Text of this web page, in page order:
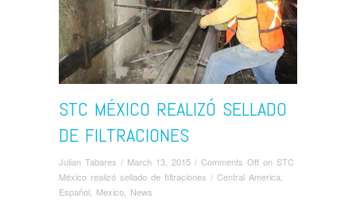
STC MÉXICO REALIZÓ SELLADO
DE FILTRACIONES
Julian Tabares / March 13, 2015 / Comments Off on STC
México realizó sellado de filtraciones / Central America
Español Mexico News